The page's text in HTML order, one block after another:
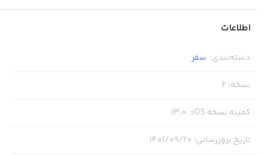
اطلاعات
دسته‌بندی: سفر
نسخه:
2
کمینه نسخه iOS :
13.0
تاریخ بروزرسانی: ۱۴۰۱/۰۹/۲۰